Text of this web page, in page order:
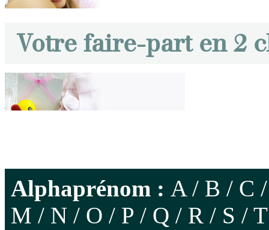
Votre faire-part en 2
Alphaprénom : A/ B / C
M / N / O / P / Q / R / S / T